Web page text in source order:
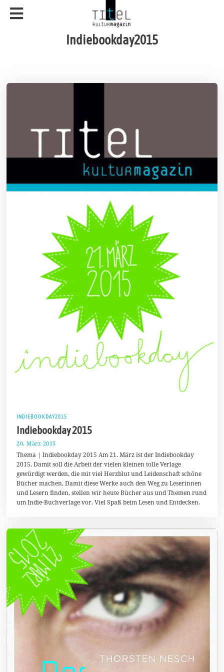
Indiebookday2015
INDIEBOOKDAY2015
Indiebookday 2015
20. März 2015
1
.
M
ä
r
2
0
Thema | Indiebookday 2015 Am 21. März ist der Indiebookday
2015. Damit soll die Arbeit der vielen kleinen tolle Verlage
gewürdigt werden, die mit viel Herzblut und Leidenschaft schöne
Bücher machen. Damit diese Werke auch den Weg zu Leserinnen
und Lesern finden, stellen wir heute Bücher aus und Themen rund
um Indie-Buchverlage vor. Viel Spaß beim Lesen und Entdecken.